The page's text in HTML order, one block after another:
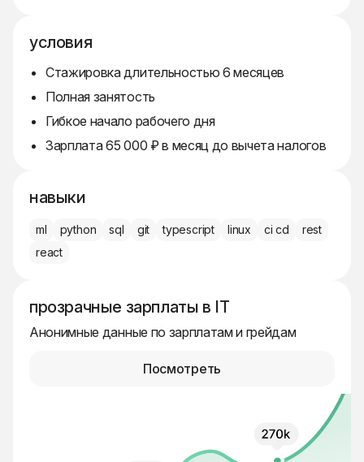
условия
Стажировка длительностью 6 месяцев
Полная занятость
Гибкое начало рабочего дня
Зарплата 65 000 ₽ в месяц до вычета налогов
навыки
ml python sql git typescript linux ci cd
rest
react
прозрачные зарплаты в IT
Анонимные данные по зарплатам и грейдам
Посмотреть